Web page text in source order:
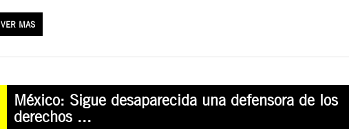
VER MAS
México: Sigue desaparecida una defensora de los
derechos ...